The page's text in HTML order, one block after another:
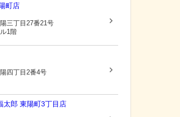
町店
三丁目27番21号
1階
四丁目2番4号
太郎 東陽町3丁目店